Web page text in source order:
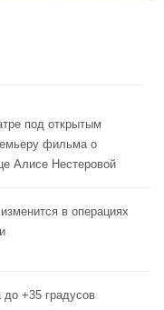
под открытым
фильма о
Алисе Нестеровой
в операциях
+35 градусов